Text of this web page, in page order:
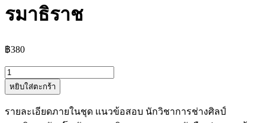
รมาธิราช
฿380
จำนวน
แนว
นัก
หยิบใส่ตะกร้า
รายละเอียดภายในชุด แนวข้อสอบ นักวิชาการช่างศิลป์